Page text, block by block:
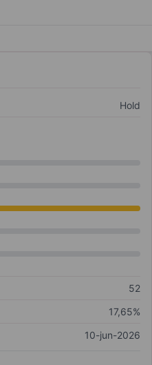
Hold
52
17,65%
10-jun-2026